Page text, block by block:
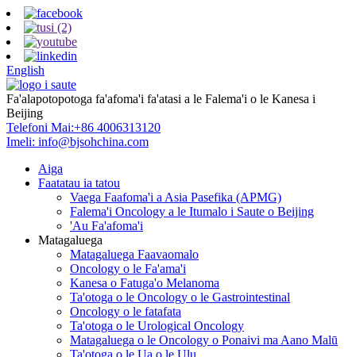
English
Fa'alapotopotoga fa'afoma'i fa'atasi a le Falema'i o le Kanesa i
Beijing
Telefoni Mai:+86 4006313120
Imeli: info@bjsohchina.com
Aiga
Faatatau ia tatou
Vaega Faafoma'i a Asia Pasefika (APMG)
Falema'i Oncology a le Itumalo i Saute o Beijing
'Au Fa'afoma'i
Matagaluega
Matagaluega Faavaomalo
Oncology o le Fa'ama'i
Kanesa o Fatuga'o Melanoma
Ta'otoga o le Oncology o le Gastrointestinal
Oncology o le fatafata
Ta'otoga o le Urological Oncology
Matagaluega o le Oncology o Ponaivi ma Aano Malū
Ta'otoga o le Ua o le Ulu